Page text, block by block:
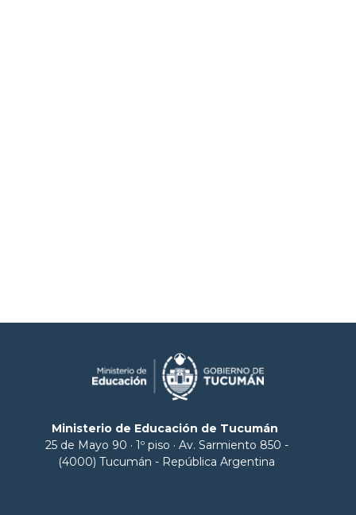
Ministerio de Educación de Tucumán
25 de Mayo 90 · 1º piso · Av. Sarmiento 850 -
(4000) Tucumán - República Argentina